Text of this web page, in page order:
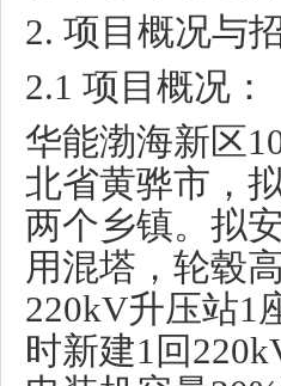
2. 项目概况与
2.1 项目概况：
华能渤海新区
北省黄骅市，
两个乡镇。拟
用混塔，轮毂
220kV升压站1
时新建1 回